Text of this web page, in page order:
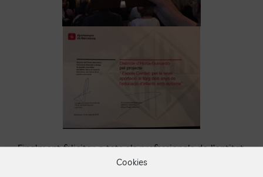
Cookies
Finalment felicitar a tots els professionals de l’entitat,
els que hi són i els que hi han estat, que ferms i